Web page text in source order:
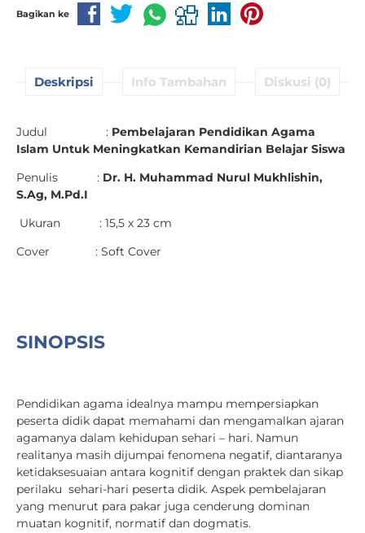
Bagikan ke
Deskripsi Info Tambahan Diskusi (0)
Judul : Pembelajaran Pendidikan Agama
Islam Untuk Meningkatkan Kemandirian Belajar Siswa
Penulis : Dr. H. Muhammad Nurul Mukhlishin,
S.Ag, M.Pd.I
Ukuran : 15,5 x 23 cm
Cover : Soft Cover
SINOPSIS
Pendidikan agama idealnya mampu mempersiapkan
peserta didik dapat memahami dan mengamalkan ajaran
agamanya dalam kehidupan sehari – hari. Namun
realitanya masih dijumpai fenomena negatif, diantaranya
ketidaksesuaian antara kognitif dengan praktek dan sikap
perilaku sehari-hari peserta didik. Aspek pembelajaran
yang menurut para pakar juga cenderung dominan
muatan kognitif, normatif dan dogmatis.